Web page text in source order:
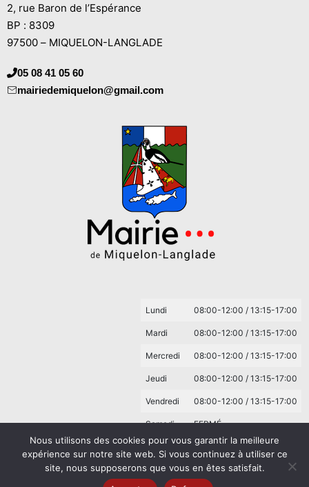
2, rue Baron de l’Espérance
BP : 8309
97500 – MIQUELON-LANGLADE
05 08 41 05 60
mairiedemiquelon@gmail.com
Lundi 08:00-12:00 / 13:15-17:00
Mardi 08:00-12:00 / 13:15-17:00
Mercredi 08:00-12:00 / 13:15-17:00
Jeudi 08:00-12:00 / 13:15-17:00
Vendredi 08:00-12:00 / 13:15-17:00
Samedi FERMÉ
Dimanche FERMÉ
Nous utilisons des cookies pour vous garantir la meilleure
expérience sur notre site web. Si vous continuez à utiliser ce
site, nous supposerons que vous en êtes satisfait.